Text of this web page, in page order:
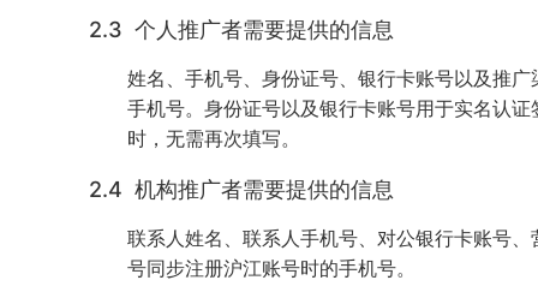
2.3 个人推广者需要提供的信息
姓名、手机号、身份证号、银行卡账号以及推
手机号。身份证号以及银行卡账号用于实名认
时，无需再次填写。
2.4 机构推广者需要提供的信息
联系人姓名、联系人手机号、对公银行卡账号
号同步注册沪江账号时的手机号。